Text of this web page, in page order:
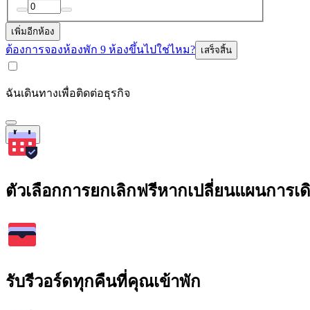
เพิ่มอีกห้อง
ต้องการจองห้องพัก 9 ห้องขึ้นไปใช่ไหม? เสร็จสิ้น
ฉันเดินทางเพื่อติดต่อธุรกิจ
ค้นหา
ตัวเลือกการยกเลิกฟรีหากเปลี่ยนแผนการเ
รับรีวอร์ดทุกคืนที่คุณเข้าพัก